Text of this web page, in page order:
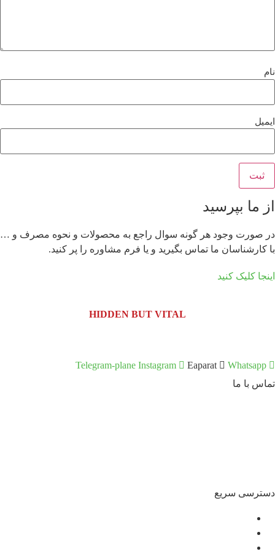
نام
ایمیل
از ما بپرسید
در صورت وجود هر گونه سوال راجع به محصولات و نحوه مصرف و …
با کارشناسان ما تماس بگیرید و یا فرم مشاوره را پر کنید.
اینجا کلیک کنید
HIDDEN BUT VITAL
Telegram-plane Instagram Eaparat
Whatsapp
تماس با ما
دسترسی سریع